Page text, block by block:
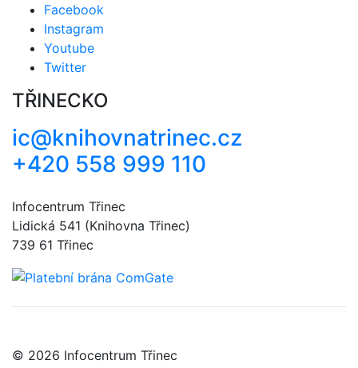
Facebook
Instagram
Youtube
Twitter
TŘINECKO
ic@knihovnatrinec.cz
+420 558 999 110
Infocentrum Třinec
Lidická 541 (Knihovna Třinec)
739 61 Třinec
© 2026 Infocentrum Třinec